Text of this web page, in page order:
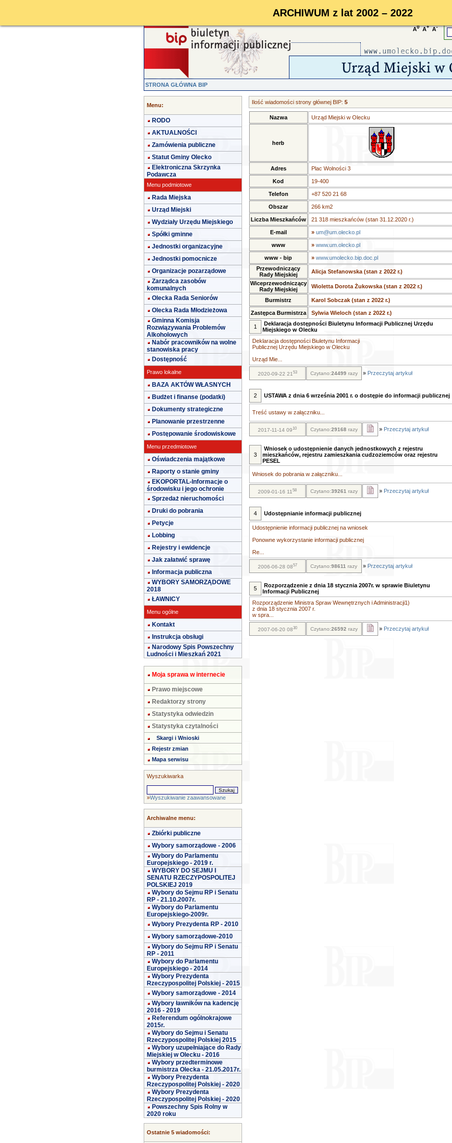
ARCHIWUM z lat 2002 – 2022
A0 A+ A-
STRONA GŁÓWNA BIP
Menu:
RODO
AKTUALNOŚCI
Zamówienia publiczne
Statut Gminy Olecko
Elektroniczna Skrzynka
Podawcza
Menu podmiotowe
Rada Miejska
Urząd Miejski
Wydziały Urzędu Miejskiego
Spółki gminne
Jednostki organizacyjne
Jednostki pomocnicze
Organizacje pozarządowe
Zarządca zasobów
komunalnych
Olecka Rada Seniorów
Olecka Rada Młodzieżowa
Gminna Komisja
Rozwiązywania Problemów
Alkoholowych
Nabór pracowników na wolne
stanowiska pracy
Dostępność
Prawo lokalne
BAZA AKTÓW WŁASNYCH
Budżet i finanse (podatki)
Dokumenty strategiczne
Planowanie przestrzenne
Postępowanie środowiskowe
Menu przedmiotowe
Oświadczenia majątkowe
Raporty o stanie gminy
EKOPORTAL-Informacje o
środowisku i jego ochronie
Sprzedaż nieruchomości
Druki do pobrania
Petycje
Lobbing
Rejestry i ewidencje
Jak załatwić sprawę
Informacja publiczna
WYBORY SAMORZĄDOWE
2018
ŁAWNICY
Menu ogólne
Kontakt
Instrukcja obsługi
Narodowy Spis Powszechny
Ludności i Mieszkań 2021
Moja sprawa w internecie
Prawo miejscowe
Redaktorzy strony
Statystyka odwiedzin
Statystyka czytalności
Skargi i Wnioski
Rejestr zmian
Mapa serwisu
Wyszukiwarka
»Wyszukiwanie zaawansowane
Archiwalne menu:
Zbiórki publiczne
Wybory samorządowe - 2006
Wybory do Parlamentu
Europejskiego - 2019 r.
WYBORY DO SEJMU I
SENATU RZECZYPOSPOLITEJ
POLSKIEJ 2019
Wybory do Sejmu RP i Senatu
RP - 21.10.2007r.
Wybory do Parlamentu
Europejskiego-2009r.
Wybory Prezydenta RP - 2010
Wybory samorządowe-2010
Wybory do Sejmu RP i Senatu
RP - 2011
Wybory do Parlamentu
Europejskiego - 2014
Wybory Prezydenta
Rzeczypospolitej Polskiej - 2015
Wybory samorządowe - 2014
Wybory ławników na kadencję
2016 - 2019
Referendum ogólnokrajowe
2015r.
Wybory do Sejmu i Senatu
Rzeczypospolitej Polskiej 2015
Wybory uzupełniające do Rady
Miejskiej w Olecku - 2016
Wybory przedterminowe
burmistrza Olecka - 21.05.2017r.
Wybory Prezydenta
Rzeczypospolitej Polskiej - 2020
Wybory Prezydenta
Rzeczypospolitej Polskiej - 2020
Powszechny Spis Rolny w
2020 roku
Ostatnie 5 wiadomości:
Ilość wiadomości strony głównej BIP: 5
Nazwa Urząd Miejski w Olecku
herb
Adres Plac Wolności 3
Kod 19-400
Telefon +87 520 21 68
Obszar 266 km2
Liczba Mieszkańców 21 318 mieszkańców (stan 31.12.2020 r.)
E-mail » um@um.olecko.pl
www » www.um.olecko.pl
www - bip » www.umolecko.bip.doc.pl
Przewodniczący
Rady Miejskiej
Alicja Stefanowska (stan z 2022 r.)
Wiceprzewodniczący
Rady Miejskiej
Wioletta Dorota Żukowska (stan z 2022 r.)
Burmistrz Karol Sobczak (stan z 2022 r.)
Zastępca Burmistrza Sylwia Wieloch (stan z 2022 r.)
1
Deklaracja dostępności Biuletynu Informacji Publicznej Urzędu
Miejskiego w Olecku
Deklaracja dostępności Biuletynu Informacji
Publicznej Urzędu Miejskiego w Olecku
Urząd Mie...
2020-09-22 2153 Czytano:24499 razy » Przeczytaj artykuł
2 USTAWA z dnia 6 września 2001 r. o dostępie do informacji publicznej
Treść ustawy w załączniku...
2017-11-14 0910 Czytano:29168 razy » Przeczytaj artykuł
3
Wniosek o udostępnienie danych jednostkowych z rejestru
mieszkańców, rejestru zamieszkania cudzoziemców oraz rejestru
PESEL
Wniosek do pobrania w załączniku...
2009-01-16 1158 Czytano:39261 razy » Przeczytaj artykuł
4 Udostępnianie informacji publicznej
Udostępnienie informacji publicznej na wniosek
Ponowne wykorzystanie informacji publicznej
Re...
2006-06-28 0857 Czytano:98611 razy » Przeczytaj artykuł
5
Rozporządzenie z dnia 18 stycznia 2007r. w sprawie Biuletynu
Informacji Publicznej
Rozporządzenie Ministra Spraw Wewnętrznych i Administracji1)
z dnia 18 stycznia 2007 r.
w spra...
2007-06-20 0830 Czytano:26592 razy » Przeczytaj artykuł